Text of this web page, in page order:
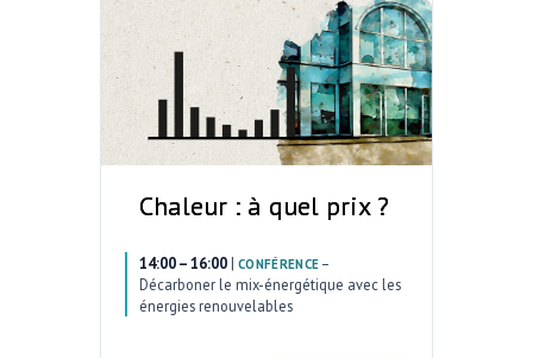
Chaleur : à quel prix ?
14:00 – 16:00 | CONFÉRENCE –
Décarboner le mix-énergétique avec les
énergies renouvelables